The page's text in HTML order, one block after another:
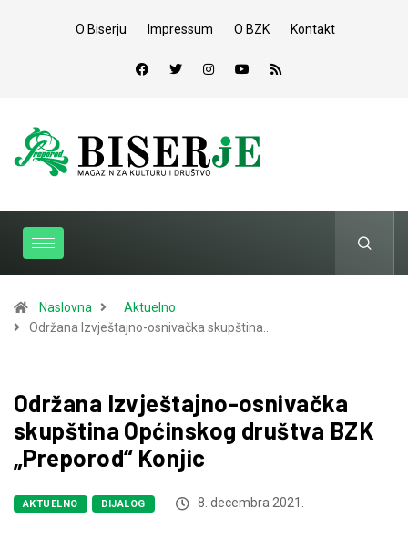
O Biserju Impressum O BZK Kontakt
Naslovna
Aktuelno
Održana Izvještajno-osnivačka skupština…
Održana Izvještajno-osnivačka
skupština Općinskog društva BZK
„Preporod“ Konjic
AKTUELNO DIJALOG 8. decembra 2021.